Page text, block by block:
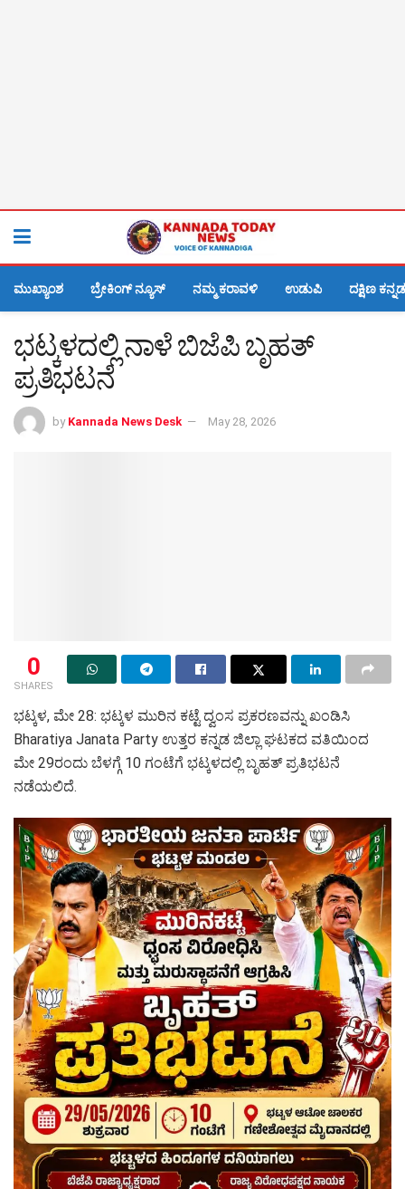
ಮುಖ್ಯಾಂಶ ಬ್ರೇಕಿಂಗ್ ನ್ಯೂಸ್ ನಮ್ಮ ಕರಾವಳಿ ಉಡುಪಿ ದಕ್ಷಿಣ ಕನ್ನಡ
ಭಟ್ಕಳದಲ್ಲಿ ನಾಳೆ ಬಿಜೆಪಿ ಬೃಹತ್
ಪ್ರತಿಭಟನೆ
by Kannada News Desk May 28, 2026
0
SHARES
ಭಟ್ಕಳ, ಮೇ 28: ಭಟ್ಕಳ ಮುರಿನ ಕಟ್ಟೆ ದ್ವಂಸ ಪ್ರಕರಣವನ್ನು ಖಂಡಿಸಿ
Bharatiya Janata Party ಉತ್ತರ ಕನ್ನಡ ಜಿಲ್ಲಾ ಘಟಕದ ವತಿಯಿಂದ
ಮೇ 29ರಂದು ಬೆಳಗ್ಗೆ 10 ಗಂಟೆಗೆ ಭಟ್ಕಳದಲ್ಲಿ ಬೃಹತ್ ಪ್ರತಿಭಟನೆ
ನಡೆಯಲಿದೆ.